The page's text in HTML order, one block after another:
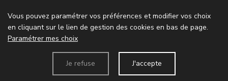
Vous pouvez paramétrer vos préférences et modifier vos choix
en cliquant sur le lien de gestion des cookies en bas de page.
Paramétrer mes choix
Je refuse J'accepte